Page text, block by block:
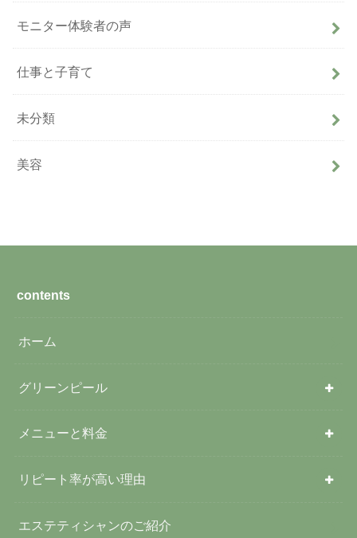
モニター体験者の声
仕事と子育て
未分類
美容
contents
ホーム
グリーンピール
メニューと料金
リピート率が高い理由
エステティシャンのご紹介